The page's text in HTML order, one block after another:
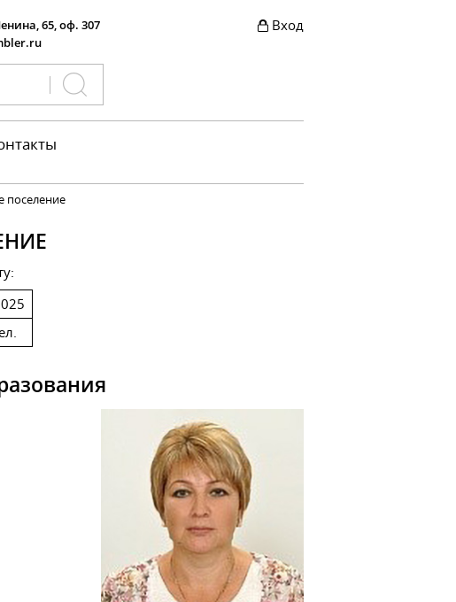
65, оф. 307
Вход
поселение